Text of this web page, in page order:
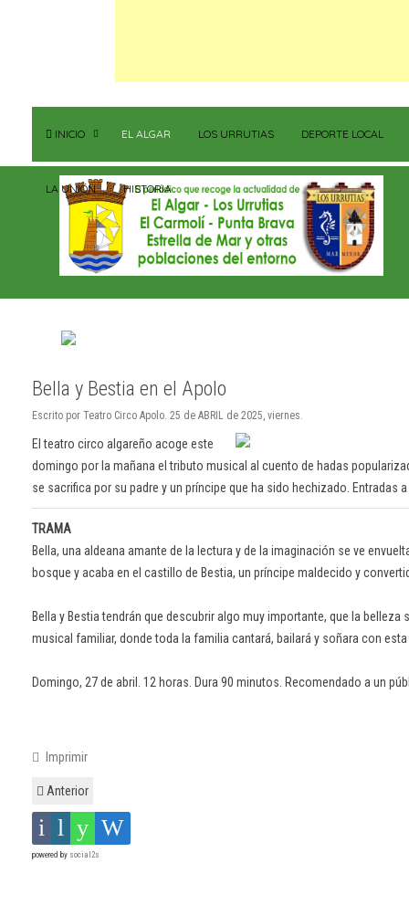
INICIO EL ALGAR LOS URRUTIAS DEPORTE LOCAL
LA UNIÓN HISTORIA
Bella y Bestia en el Apolo
Escrito por Teatro Circo Apolo. 25 de ABRIL de 2025, viernes.
El teatro circo algareño acoge este
domingo por la mañana el tributo musical al cuento de hadas
se sacrifica por su padre y un príncipe que ha sido hechizado. Entradas
TRAMA
Bella, una aldeana amante de la lectura y de la imaginación se ve
bosque y acaba en el castillo de Bestia, un príncipe maldecido y
Bella y Bestia tendrán que descubrir algo muy importante, que la
musical familiar, donde toda la familia cantará, bailará y soñara con
Domingo, 27 de abril. 12 horas. Dura 90 minutos. Recomendado a un
Imprimir
Anterior
powered by social2s